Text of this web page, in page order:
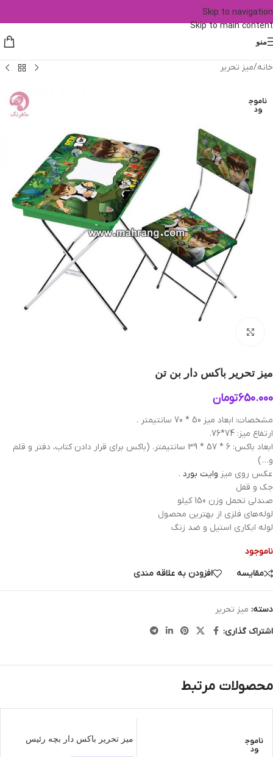
Skip to navigation
Skip to main content
منو
خانه/میز تحریر
ناموج
ود
میز تحریر باکس دار بن تن
650.000تومان
مشخصات: ابعاد میز 50 * 70 سانتیمتر .
ارتفاع میز: 74*76.
ابعاد باکس: 6 * 57 * 39 سانتیمتر. (باکس برای قرار دادن کتاب، دفتر و قلم
و… )
عکس‌ روی میز وایت بورد .
جک و قفل
صندلی تحمل وزن 150 کیلو
لوله‌های فلزی از بهترین محصول
لوله ابکاری استیل و ضد زنگ
ناموجود
مقایسه
افزودن به علاقه مندی
دسته: میز تحریر
اشتراک گذاری:
محصولات مرتبط
ناموج
ود
میز تحریر باکس دار بچه رئیس